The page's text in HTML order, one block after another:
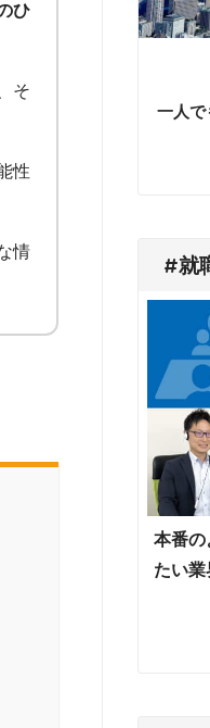
ひ
そ
性
情
一人で
#就
本番の
たい